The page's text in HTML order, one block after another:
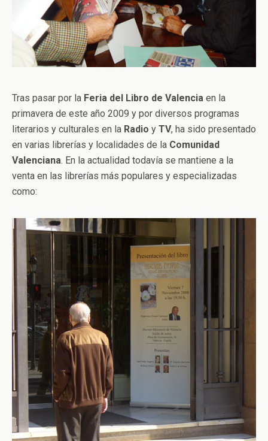
Tras pasar por la Feria del Libro de Valencia en la
primavera de este año 2009 y por diversos programas
literarios y culturales en la Radio y TV, ha sido presentado
en varias librerías y localidades de la Comunidad
Valenciana. En la actualidad todavía se mantiene a la
venta en las librerías más populares y especializadas
como: